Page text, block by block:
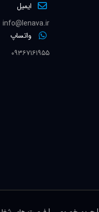
ایمیل
info@lenava.ir
واتساپ
۰۹۳۶۷۱۶۱۹۵۵